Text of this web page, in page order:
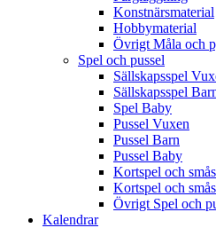
Konstnärsmaterial
Hobbymaterial
Övrigt Måla och
Spel och pussel
Sällskapsspel
Sällskapsspel
Spel Baby
Pussel Vuxen
Pussel Barn
Pussel Baby
Kortspel och
Kortspel och
Övrigt Spel och
Kalendrar